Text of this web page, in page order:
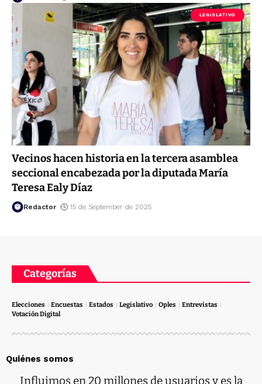
LEGISLATIVO
Vecinos hacen historia en la tercera asamblea
seccional encabezada por la diputada María
Teresa Ealy Díaz
Redactor 15 de September de 2025
Categorías
Elecciones Encuestas Estados Legislativo Oples
Entrevistas
Votación Digital
Quiénes somos
Influimos en 20 millones de usuarios y es la